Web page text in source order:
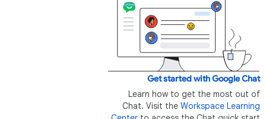
Get started with Google Chat
Learn how to get the most out of
Chat. Visit the Workspace Learning